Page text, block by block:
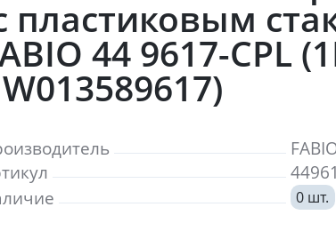
пластиковым
44 9617-CPL
0 шт.